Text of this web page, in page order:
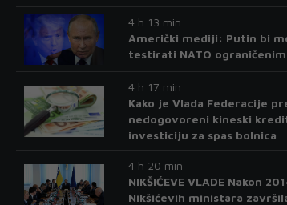
4 h 13 min
Američki mediji: Putin bi
testirati NATO
4 h 17 min
Kako je Vlada Federacije
nedogovoreni kineski
investiciju za spas bolnica
4 h 20 min
NIKŠIĆEVE VLADE Nakon
Nikšićevih ministara